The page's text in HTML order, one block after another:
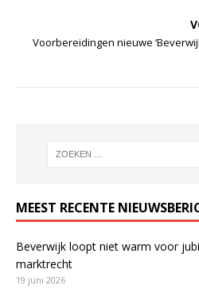
Voorbereidingen nieuwe
MEEST RECENTE
Beverwijk loopt niet warm voor
marktrecht
19 juni 2026